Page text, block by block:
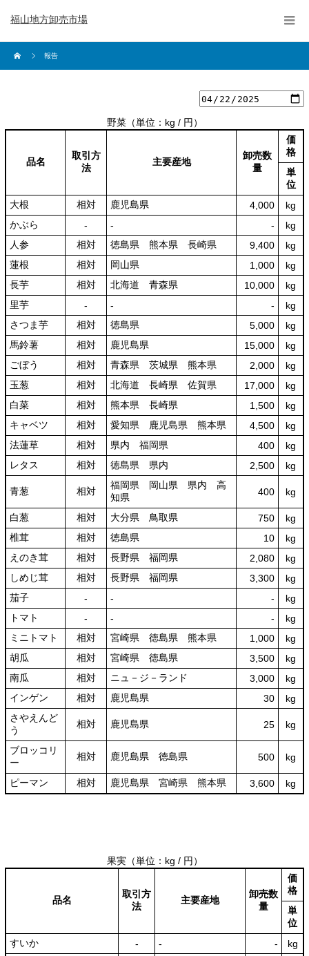
福山地方卸売市場
報告
野菜（単位：kg / 円）
品名
取引方
法
主要産地
卸売数
量
価
格
単
位
大根
相対 鹿児島県 4,000
kg
かぶら
‐ ‐ ‐
kg
人参
相対 徳島県 熊本県 長崎県 9,400
kg
蓮根
相対 岡山県 1,000
kg
長芋
相対 北海道 青森県 10,000
kg
里芋
‐ ‐ ‐
kg
さつま芋
相対 徳島県 5,000
kg
馬鈴薯
相対 鹿児島県 15,000
kg
ごぼう
相対 青森県 茨城県 熊本県 2,000
kg
玉葱
相対 北海道 長崎県 佐賀県 17,000
kg
白菜
相対 熊本県 長崎県 1,500
kg
キャベツ
相対 愛知県 鹿児島県 熊本県 4,500
kg
法蓮草
相対 県内 福岡県 400
kg
レタス
相対 徳島県 県内 2,500 kg
青葱 相対
福岡県 岡山県 県内 高
知県
400 kg
白葱 相対 大分県 鳥取県 750
kg
椎茸
相対 徳島県 10
kg
えのき茸
相対 長野県 福岡県 2,080
kg
しめじ茸
相対 長野県 福岡県 3,300
kg
茄子
‐ ‐ ‐
kg
トマト
‐ ‐ ‐
kg
ミニトマト
相対 宮崎県 徳島県 熊本県 1,000
kg
胡瓜
相対 宮崎県 徳島県 3,500
kg
南瓜
相対 ニュ－ジ－ランド 3,000
kg
インゲン
相対 鹿児島県 30
kg
さやえんど
う
相対 鹿児島県 25 kg
ブロッコリ
ー
相対 鹿児島県 徳島県 500 kg
ピーマン 相対 鹿児島県 宮崎県 熊本県 3,600 kg
果実（単位：kg / 円）
品名
取引方
法
主要産地
卸売数
量
価
格
単
位
すいか
‐ ‐ ‐
kg